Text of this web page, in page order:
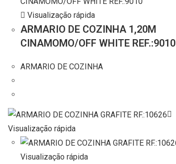
Visualização rápida
ARMARIO DE COZINHA 1,20M
CINAMOMO/OFF WHITE REF.:9010
ARMARIO DE COZINHA
Visualização rápida
Visualização rápida